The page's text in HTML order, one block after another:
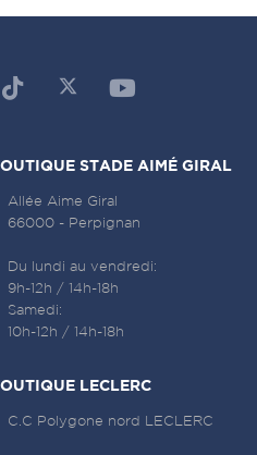
STADE AIMÉ GIRAL
Allée Aime Giral
66000 - Perpignan
Du lundi au vendredi:
9h-12h / 14h-18h
Samedi:
10h-12h / 14h-18h
LECLERC
C.C Polygone nord LECLERC